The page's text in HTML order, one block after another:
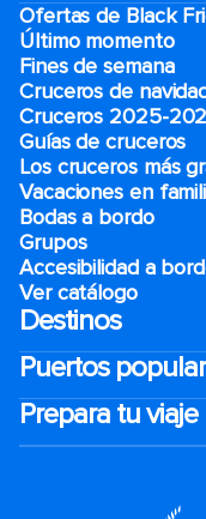
Ofertas de Black
Último momento
Fines de semana
Cruceros de
Cruceros 2025-
Guías de cruceros
Los cruceros más
Vacaciones en
Bodas a bordo
Grupos
Accesibilidad a
Ver catálogo
Destinos
Puertos
Prepara tu viaje